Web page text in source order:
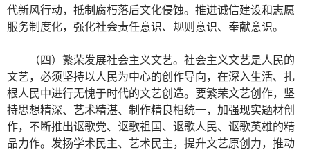
代新风行动，抵制腐朽落后文化侵蚀。推进诚信建设和志愿
服务制度化，强化社会责任意识、规则意识、奉献意识。
（四）繁荣发展社会主义文艺。社会主义文艺是人民的
文艺，必须坚持以人民为中心的创作导向，在深入生活、扎
根人民中进行无愧于时代的文艺创造。要繁荣文艺创作，坚
持思想精深、艺术精湛、制作精良相统一，加强现实题材创
作，不断推出讴歌党、讴歌祖国、讴歌人民、讴歌英雄的精
品力作。发扬学术民主、艺术民主，提升文艺原创力，推动